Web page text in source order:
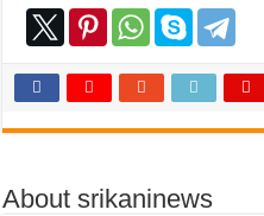
About srikaninews